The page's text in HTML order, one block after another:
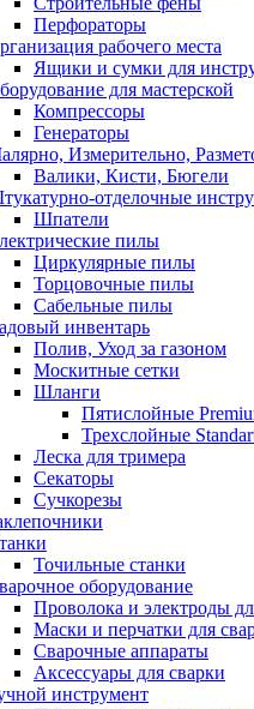
Перфораторы
рабочего места
Ящики и сумки для
для мастерской
Компрессоры
Генераторы
Измерительно,
Валики, Кисти, Бюгели
отделочные
Шпатели
пилы
Циркулярные пилы
Торцовочные пилы
Сабельные пилы
инвентарь
Полив, Уход за газоном
Москитные сетки
Шланги
Пятислойные
Трехслойные
Леска для тримера
Секаторы
Сучкорезы
Точильные станки
оборудование
Проволока и электроды
Маски и перчатки для
Сварочные аппараты
Аксессуары для сварки
инструмент